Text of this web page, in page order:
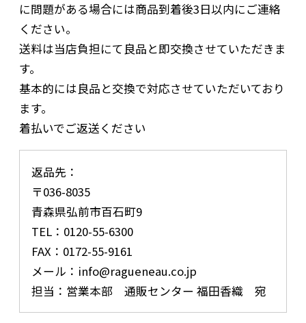
に問題がある場合には商品到着後3日以内にご連絡
ください。
送料は当店負担にて良品と即交換させていただきま
す。
基本的には良品と交換で対応させていただいており
ます。
着払いでご返送ください
返品先：
〒036-8035
青森県弘前市百石町9
TEL：0120-55-6300
FAX：0172-55-9161
メール：info@ragueneau.co.jp
担当：営業本部 通販センター 福田香織 宛